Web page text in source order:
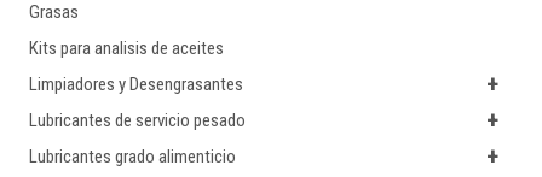
Grasas
Kits para analisis de aceites
+
Limpiadores y Desengrasantes
+
Lubricantes de servicio pesado
+
Lubricantes grado alimenticio